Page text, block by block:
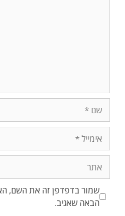
שמור בדפדפן זה את השם,
הבאה שאגיב.